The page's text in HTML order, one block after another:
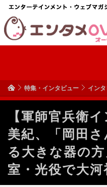
特集・インタビュー イン
【軍師官兵衛
美紀、「岡田
る大きな器の
室・光役で大河